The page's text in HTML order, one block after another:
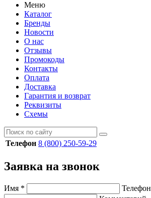
Меню
Каталог
Бренды
Новости
О нас
Отзывы
Промокоды
Контакты
Оплата
Доставка
Гарантия и возврат
Реквизиты
Схемы
Телефон 8 (800) 250-59-29
Заявка на звонок
Имя * Телефон